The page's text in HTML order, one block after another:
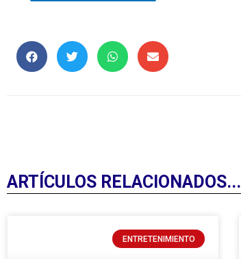
ARTÍCULOS RELACIONADOS...
ENTRETENIMIENTO